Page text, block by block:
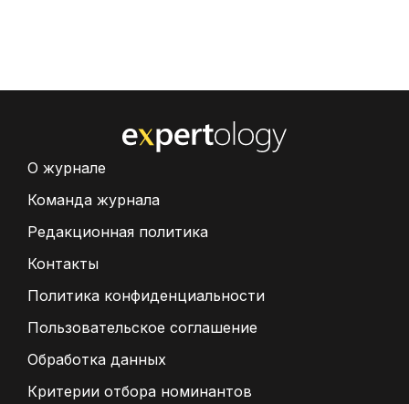
О журнале
Команда журнала
Редакционная политика
Контакты
Политика конфиденциальности
Пользовательское соглашение
Обработка данных
Критерии отбора номинантов